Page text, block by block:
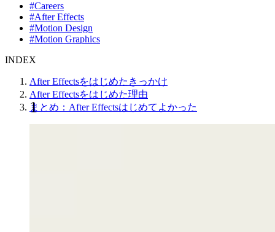
#Careers
#After Effects
#Motion Design
#Motion Graphics
INDEX
After Effectsをはじめたきっかけ
After Effectsをはじめた理由
まとめ：After Effectsはじめてよかった